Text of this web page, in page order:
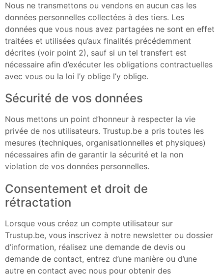
Nous ne transmettons ou vendons en aucun cas les
données personnelles collectées à des tiers. Les
données que vous nous avez partagées ne sont en effet
traitées et utilisées qu’aux finalités précédemment
décrites (voir point 2), sauf si un tel transfert est
nécessaire afin d’exécuter les obligations contractuelles
avec vous ou la loi l’y oblige l’y oblige.
Sécurité de vos données
Nous mettons un point d’honneur à respecter la vie
privée de nos utilisateurs. Trustup.be a pris toutes les
mesures (techniques, organisationnelles et physiques)
nécessaires afin de garantir la sécurité et la non
violation de vos données personnelles.
Consentement et droit de
rétractation
Lorsque vous créez un compte utilisateur sur
Trustup.be, vous inscrivez à notre newsletter ou dossier
d’information, réalisez une demande de devis ou
demande de contact, entrez d’une manière ou d’une
autre en contact avec nous pour obtenir des